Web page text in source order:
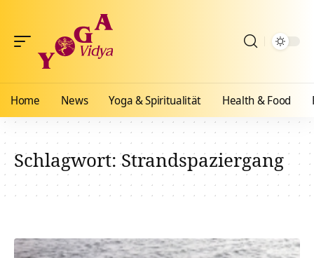
Home News Yoga & Spiritualität Health & Food
Schlagwort:Strandspaziergang